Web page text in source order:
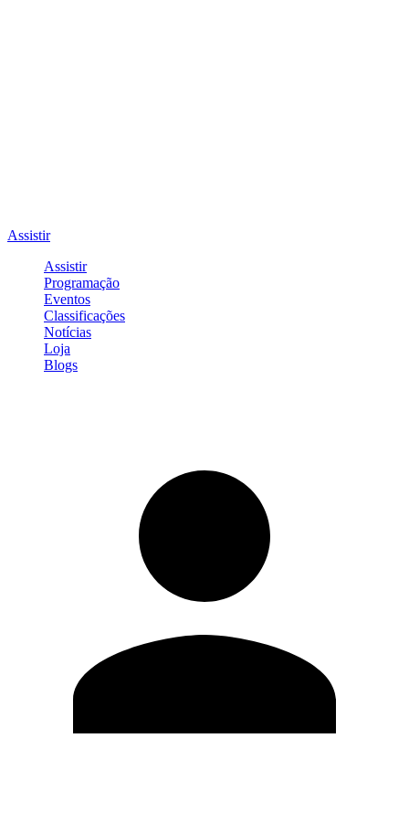
Assistir
Assistir
Programação
Eventos
Classificações
Notícias
Loja
Blogs